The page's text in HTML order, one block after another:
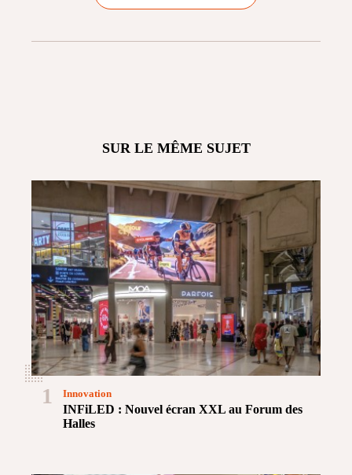
SUR LE MÊME SUJET
1
INFiLED : Nouvel écran XXL au Forum des
Halles
Innovation